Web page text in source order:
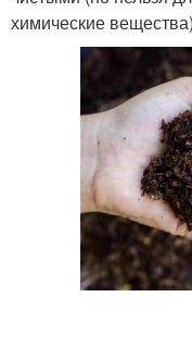
химические